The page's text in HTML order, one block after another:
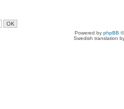
Powered by phpBB
Swedish translation